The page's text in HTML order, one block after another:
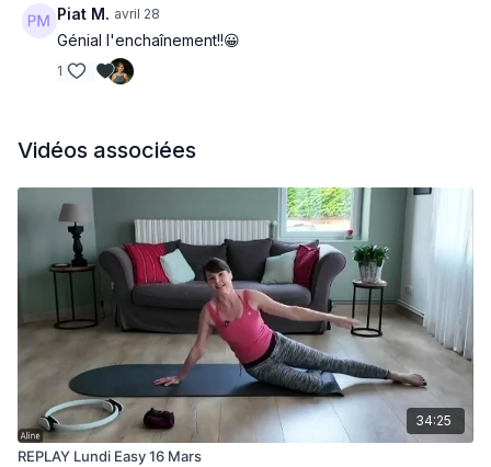
Piat M. avril 28
Génial l'enchaînement!!😀
1
Vidéos associées
34:25
REPLAY Lundi Easy 16 Mars